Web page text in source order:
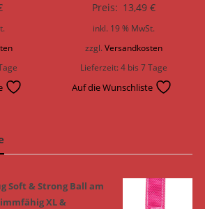
Preis: 13,49 €
inkl. 19 % MwSt.
zzgl. Versandkosten
Lieferzeit:4 bis 7 Tage
Auf die Wunschliste
Soft & Strong Ball am
XL &